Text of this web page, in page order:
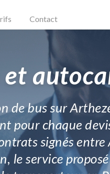
Contact
de bus sur
pour chaque
signés
service